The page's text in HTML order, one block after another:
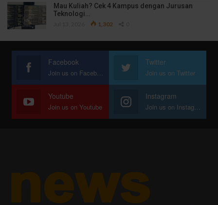
Mau Kuliah? Cek 4 Kampus dengan Jurusan
Teknologi…
1,302
Facebook
Join us on Facebook
Twitter
Join us on Twitter
Youtube
Join us on Youtube
Instagram
Join us on Instagram